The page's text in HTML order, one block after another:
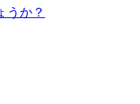
うか？